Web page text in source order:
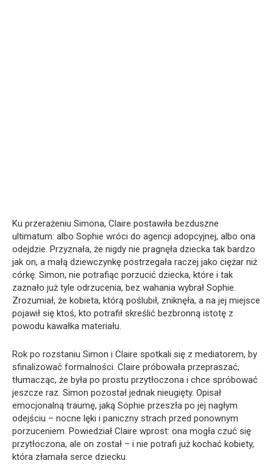
Ku przerażeniu Simona, Claire postawiła bezduszne
ultimatum: albo Sophie wróci do agencji adopcyjnej, albo ona
odejdzie. Przyznała, że nigdy nie pragnęła dziecka tak bardzo
jak on, a małą dziewczynkę postrzegała raczej jako ciężar niż
córkę. Simon, nie potrafiąc porzucić dziecka, które i tak
zaznało już tyle odrzucenia, bez wahania wybrał Sophie.
Zrozumiał, że kobieta, którą poślubił, zniknęła, a na jej miejsce
pojawił się ktoś, kto potrafił skreślić bezbronną istotę z
powodu kawałka materiału.
Rok po rozstaniu Simon i Claire spotkali się z mediatorem, by
sfinalizować formalności. Claire próbowała przepraszać,
tłumacząc, że była po prostu przytłoczona i chce spróbować
jeszcze raz. Simon pozostał jednak nieugięty. Opisał
emocjonalną traumę, jaką Sophie przeszła po jej nagłym
odejściu – nocne lęki i paniczny strach przed ponownym
porzuceniem. Powiedział Claire wprost: ona mogła czuć się
przytłoczona, ale on został – i nie potrafi już kochać kobiety,
która złamała serce dziecku.